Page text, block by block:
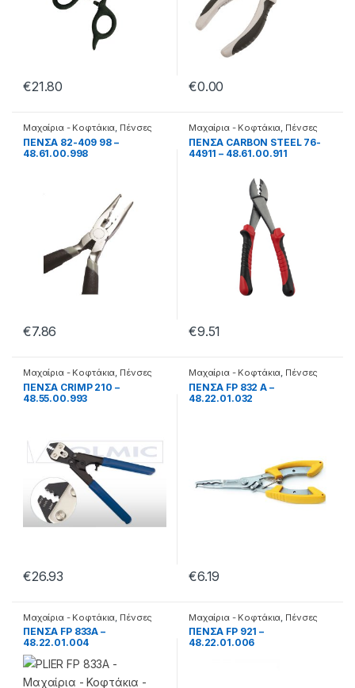
€21.80 €0.00
Μαχαίρια - Κοφτάκια, Πένσες
ΠΕΝΣΑ 82-409 98 –
48.61.00.998
€7.86
Μαχαίρια - Κοφτάκια, Πένσες
ΠΕΝΣΑ CARBON STEEL 76-
44911 – 48.61.00.911
€9.51
Μαχαίρια - Κοφτάκια, Πένσες
ΠΕΝΣΑ CRIMP 210 –
48.55.00.993
€26.93
Μαχαίρια - Κοφτάκια, Πένσες
ΠΕΝΣΑ FP 832 A –
48.22.01.032
€6.19
Μαχαίρια - Κοφτάκια Πένσες
ΠΕΝΣΑ FP 833A –
48.22.01.004
Μαχαίρια - Κοφτάκια Πένσες
ΠΕΝΣΑ FP 921 –
48.22.01.006